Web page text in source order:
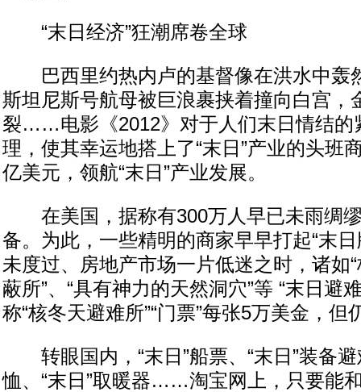
“末日经济”狂潮席卷全球
巴西里约热内卢的基督像在洪水中轰
斯坦尼斯号航母被巨浪裹挟着撞向白宫，
裂……电影《2012》对于人们末日情结的
理，使其幸运地搭上了“末日”产业的头班
亿美元，领航“末日”产业发展。
在美国，据称有300万人早已未雨绸
备。为此，一些精明的商家早早打起“末
未度过、房地产市场一片低迷之时，诸如
蔽所”、“具有神力的天然洞穴”等 “末日避
称“核冬天避难所”“门票”每张5万美金，但
转眼国内，“末日”船票、“末日”装备避
恤、“末日”取暖器……淘宝网上，只要能和